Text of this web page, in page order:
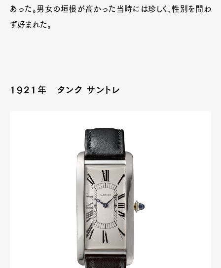
あった。男女の垣根が高かった当時には珍しく、性別を問わ
ず好まれた。
1921年 タンク サントレ